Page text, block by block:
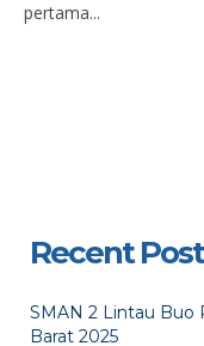
pertama...
Recent
SMAN 2 Lintau Buo
Barat 2025